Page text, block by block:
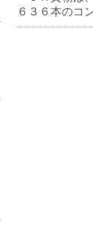
６３６本のコ